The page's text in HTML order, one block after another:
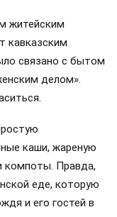
житейским
кавказским
связано с бытом
делом».
каши, жареную
компоты. Правда,
еде, которую
и его гостей в